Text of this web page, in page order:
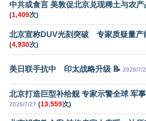
中共或食言 美敦促北京兑现稀土与农产
(1,409次)
北京宣称DUV光刻突破 专家质疑量产
(4,930次)
美日联手抗中 印太战略升级 📝 2026/7/
北京打造巨型补给舰 专家示警全球 军
2026/7/27 (13,559次)